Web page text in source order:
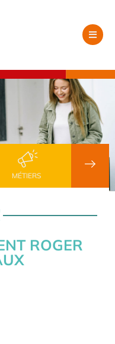
MÉTIERS
ROGER